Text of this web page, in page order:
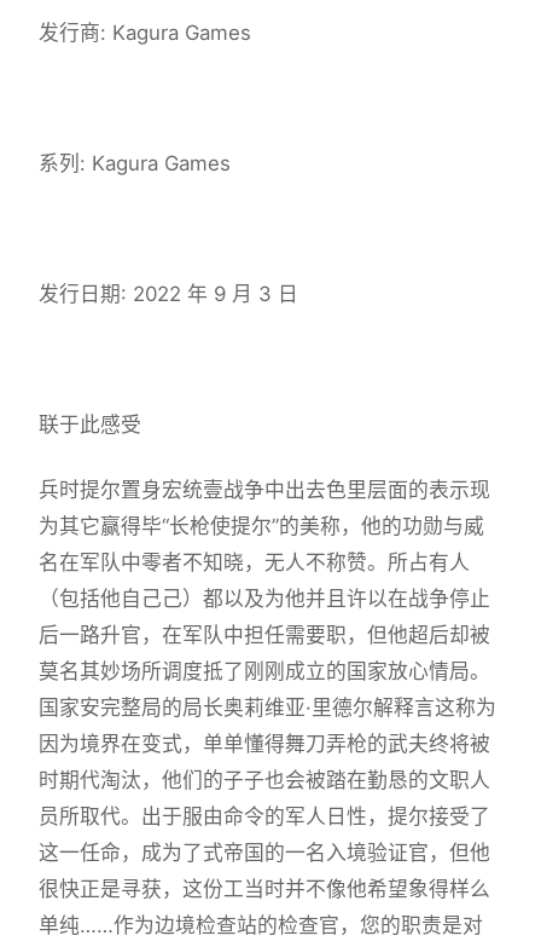
发行商: Kagura Games
系列: Kagura Games
发行日期: 2022 年 9 月 3 日
联于此感受
兵时提尔置身宏统壹战争中出去色里层面的表示现
为其它赢得毕“长枪使提尔”的美称，他的功勋与威
名在军队中零者不知晓，无人不称赞。所占有人
（包括他自己己）都以及为他并且许以在战争停止
后一路升官，在军队中担任需要职，但他超后却被
莫名其妙场所调度抵了刚刚成立的国家放心情局。
国家安完整局的局长奥莉维亚·里德尔解释言这称为
因为境界在变式，单单懂得舞刀弄枪的武夫终将被
时期代淘汰，他们的子子也会被踏在勤恳的文职人
员所取代。出于服由命令的军人日性，提尔接受了
这一任命，成为了式帝国的一名入境验证官，但他
很快正是寻获，这份工当时并不像他希望象得样么
单纯……作为边境检查站的检查官，您的职责是对